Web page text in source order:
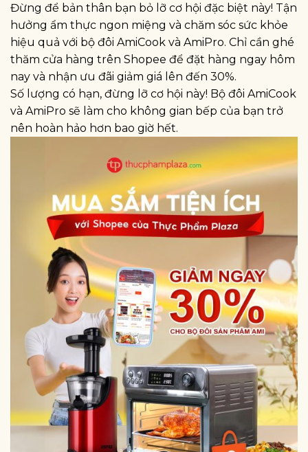
Đừng để bản thân bạn bỏ lỡ cơ hội đặc biệt này! Tận
hưởng ẩm thực ngon miệng và chăm sóc sức khỏe
hiệu quả với bộ đôi AmiCook và AmiPro. Chỉ cần ghé
thăm cửa hàng trên Shopee để đặt hàng ngay hôm
nay và nhận ưu đãi giảm giá lên đến 30%.
Số lượng có hạn, đừng lỡ cơ hội này! Bộ đôi AmiCook
và AmiPro sẽ làm cho không gian bếp của bạn trở
nên hoàn hảo hơn bao giờ hết.